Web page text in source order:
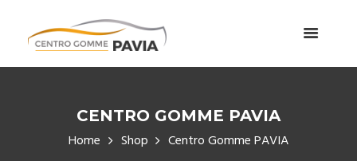
CENTRO GOMME PAVIA
Home Shop Centro Gomme PAVIA